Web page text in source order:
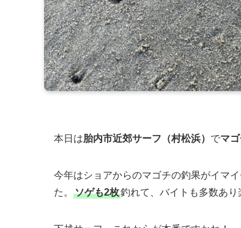
本日は胎内市近郊サーフ（村松浜） でマ
今年はショアからのマゴチの釣果がイマ
た。
ソゲも2枚釣れて、バイトも多数あり